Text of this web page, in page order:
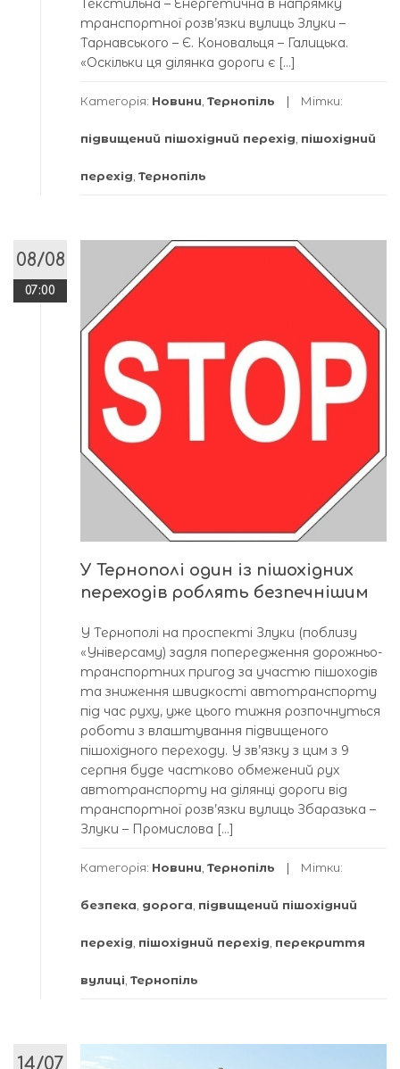
Текстильна – Енергетична в напрямку
транспортної розв’язки вулиць Злуки –
Тарнавського – Є. Коновальця – Галицька.
«Оскільки ця ділянка дороги є […]
Категорія: Новини Тернопіль Мітки:
підвищений пішохідний перехід пішохідний
перехід Тернопіль
08/08
07:00
У Тернополі один із пішохідних
переходів роблять безпечнішим
У Тернополі на проспекті Злуки (поблизу
«Універсаму) задля попередження дорожньо-
транспортних пригод за участю пішоходів
та зниження швидкості автотранспорту
під час руху, уже цього тижня розпочнуться
роботи з влаштування підвищеного
пішохідного переходу. У зв’язку з цим з 9
серпня буде частково обмежений рух
автотранспорту на ділянці дороги від
транспортної розв’язки вулиць Збаразька –
Злуки – Промислова […]
Категорія: Новини Тернопіль Мітки:
безпека дорога підвищений пішохідний
перехід пішохідний перехід перекриття
вулиці Тернопіль
14/07